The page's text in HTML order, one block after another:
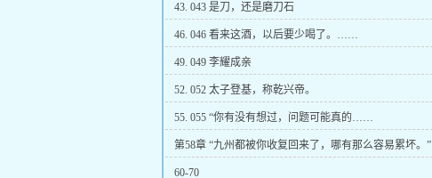
43. 043 是刀，还是磨刀石
46. 046 看来这酒，以后要少喝了。……
49. 049 李耀成亲
52. 052 太子登基，称乾兴帝。
55. 055 “你有没有想过，问题可能真的……
第58章 “九州都被你收复回来了，哪有那么容易累坏。”
60-70